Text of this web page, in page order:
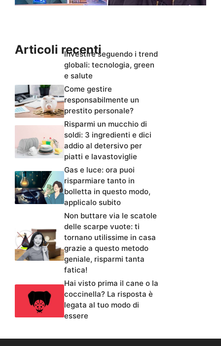
Articoli recentiInvestire seguendo i trend
globali: tecnologia, green
e salute
Come gestire
responsabilmente un
prestito personale?
Risparmi un mucchio di
soldi: 3 ingredienti e dici
addio al detersivo per
piatti e lavastoviglie
Gas e luce: ora puoi
risparmiare tanto in
bolletta in questo modo,
applicalo subito
Non buttare via le scatole
delle scarpe vuote: ti
tornano utilissime in casa
grazie a questo metodo
geniale, risparmi tanta
fatica!
Hai visto prima il cane o la
coccinella? La risposta è
legata al tuo modo di
essere